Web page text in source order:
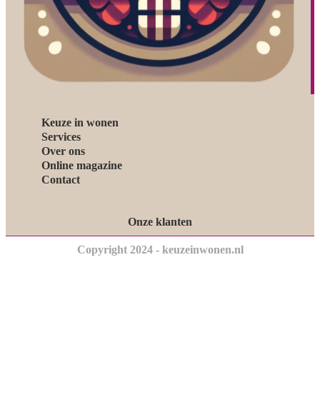
Keuze in wonen
Services
Over ons
Online magazine
Contact
Onze klanten
Copyright 2024 - keuzeinwonen.nl